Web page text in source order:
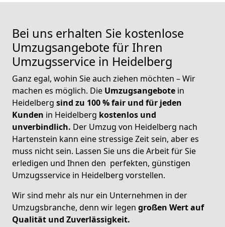
Bei uns erhalten Sie kostenlose
Umzugsangebote für Ihren
Umzugsservice in Heidelberg
Ganz egal, wohin Sie auch ziehen möchten – Wir
machen es möglich. Die Umzugsangebote in
Heidelberg sind zu 100 % fair und für jeden
Kunden in Heidelberg kostenlos und
unverbindlich. Der Umzug von Heidelberg nach
Hartenstein kann eine stressige Zeit sein, aber es
muss nicht sein. Lassen Sie uns die Arbeit für Sie
erledigen und Ihnen den perfekten, günstigen
Umzugsservice in Heidelberg vorstellen.
Wir sind mehr als nur ein Unternehmen in der
Umzugsbranche, denn wir legen großen Wert auf
Qualität und Zuverlässigkeit.